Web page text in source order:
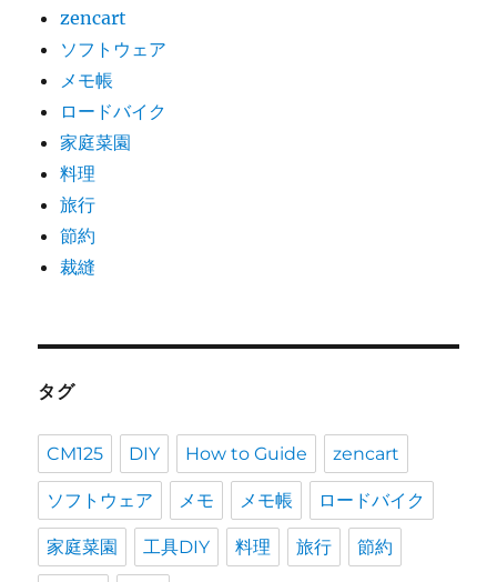
zencart
ソフトウェア
メモ帳
ロードバイク
家庭菜園
料理
旅行
節約
裁縫
タグ
CM125 DIY How to Guide zencart
ソフトウェア メモ メモ帳 ロードバイク
家庭菜園 工具DIY 料理 旅行 節約